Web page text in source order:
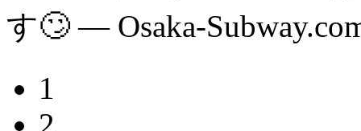
す🙄 — Osaka-
1